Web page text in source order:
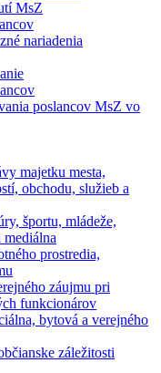
MsZ
nariadenia
poslancov MsZ vo
majetku mesta,
obchodu, služieb a
športu, mládeže,
prostredia,
záujmu pri
funkcionárov
bytová a verejného
záležitosti